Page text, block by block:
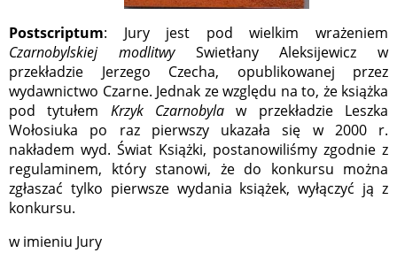
Postscriptum: Jury jest pod wielkim wrażeniem
Czarnobylskiej modlitwySwietłany Aleksijewicz w
przekładzie Jerzego Czecha, opublikowanej przez
wydawnictwo Czarne. Jednak ze względu na to, że książka
pod tytułem Krzyk Czarnobyla w przekładzie Leszka
Wołosiuka po raz pierwszy ukazała się w 2000 r.
nakładem wyd. Świat Książki, postanowiliśmy zgodnie z
regulaminem, który stanowi, że do konkursu można
zgłaszać tylko pierwsze wydania książek, wyłączyć ją z
konkursu.
w imieniu Jury